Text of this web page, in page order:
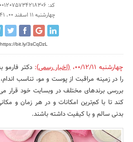
رویداد
کد: 140012075734218306
چهارشنبه 11 اسفند 00، 16:41
https://bit.ly/3sCqDzL
چهارشنبه 00/12/11 ،(اخبار رسمی):دکتر
را در زمینه مراقبت از پوست و مو، تناسب
بررسی برند‌های مختلف در وبسایت خود قرار
کند تا با کم‌ترین امکانات و در هر زمان و
بدنی سالم و با کیفیت داشته باشند.